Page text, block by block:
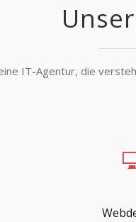
IT-Agentur, die